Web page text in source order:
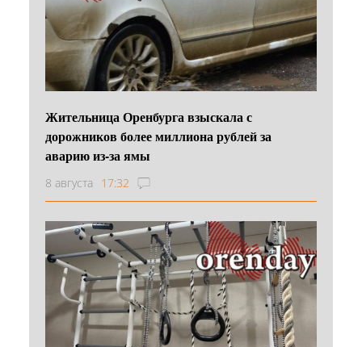
Жительница Оренбурга взыскала с
дорожников более миллиона рублей за
аварию из-за ямы
8 августа 17:32